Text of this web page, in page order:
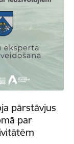
pārstāvjus
par